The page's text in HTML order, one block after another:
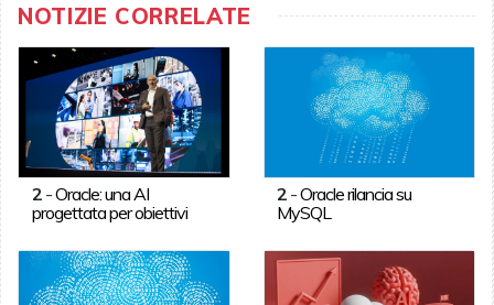
NOTIZIE CORRELATE
2-Oracle: una AI
progettata per obiettivi
2 -Oracle rilancia su
MySQL